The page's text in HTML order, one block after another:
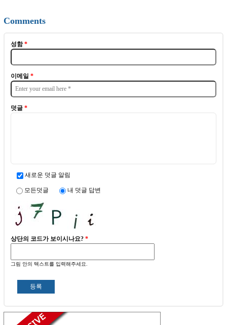
Comments
성함*
이메일 *
덧글 *
새로운 덧글 알림
모든덧글 내 덧글 답변
상단의 코드가 보이시나요? *
그림 안의 텍스트를 입력해주세요.